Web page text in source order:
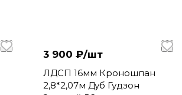
3 900 ₽/шт
ЛДСП 16мм Кроношпан
2,8*2,07м Дуб Гудзон